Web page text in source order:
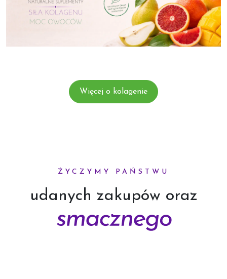
Więcej o kolagenie
ŻYCZYMY PAŃSTWU
udanych zakupów oraz